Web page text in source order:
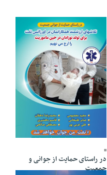
در راستای حمایت از جوانی و
جمعیت